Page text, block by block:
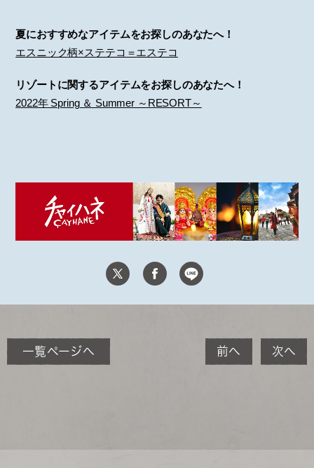
夏におすすめなアイテムをお探しのあなたへ！
エスニック柄×ステテコ＝エステコ
リゾートに関するアイテムをお探しのあなたへ！
2022年 Spring ＆ Summer ～RESORT～
一覧ページへ 前へ 次へ